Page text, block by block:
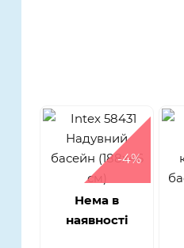
-4%
Нема в
наявності